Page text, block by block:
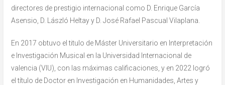
directores de prestigio internacional como D. Enrique García
Asensio, D. László Heltay y D. José Rafael Pascual Vilaplana.
En 2017 obtuvo el titulo de Máster Universitario en Interpretación
e Investigación Musical en la Universidad Internacional de
valencia (VIU), con las máximas calificaciones, y en 2022 logró
el título de Doctor en Investigación en Humanidades, Artes y